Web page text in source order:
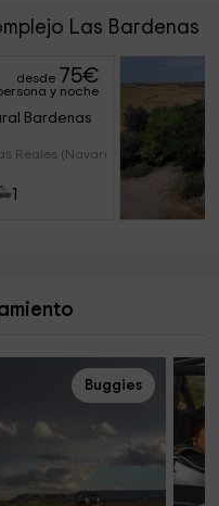
Las Bardenas
desde 75€
y noche
Bardenas
Reales (Navarra)
Buggies